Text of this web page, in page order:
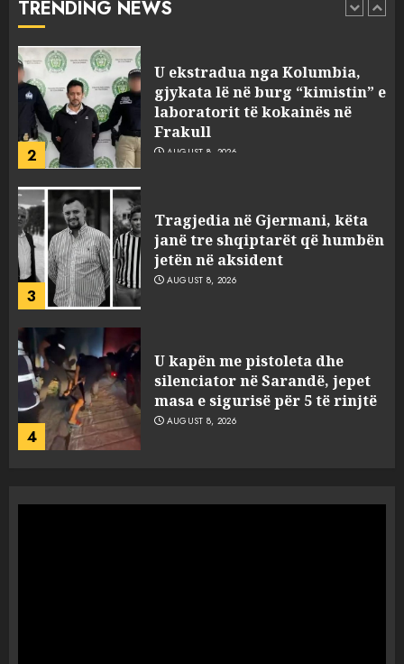
TRENDING NEWS
1 AUGUST 8, 2026
2
U ekstradua nga Kolumbia,
gjykata lë në burg “kimistin” e
laboratorit të kokainës në
Frakull
AUGUST 8, 2026
3
Tragjedia në Gjermani, këta
janë tre shqiptarët që humbën
jetën në aksident
AUGUST 8, 2026
4
U kapën me pistoleta dhe
silenciator në Sarandë, jepet
masa e sigurisë për 5 të rinjtë
AUGUST 8, 2026